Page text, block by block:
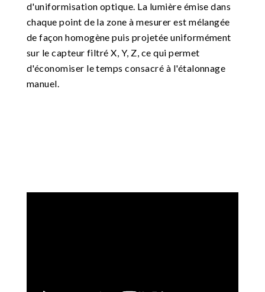
d'uniformisation optique. La lumière émise dans
chaque point de la zone à mesurer est mélangée
de façon homogène puis projetée uniformément
sur le capteur filtré X, Y, Z, ce qui permet
d'économiser le temps consacré à l'étalonnage
manuel.